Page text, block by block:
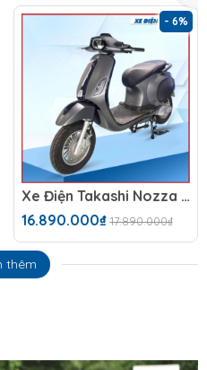
- 6%
Xe Điện Takashi Nozza S 2025 Đèn Vuông
16.890.000₫ 17.890.000₫
thêm